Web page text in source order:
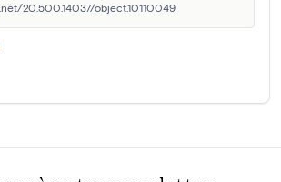
20.500.14037/object.10110049